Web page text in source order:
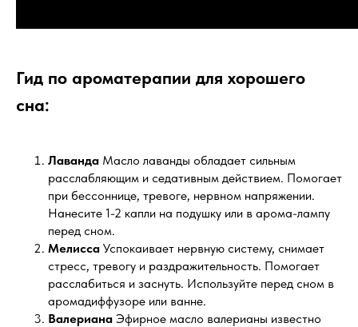
Гид по ароматерапии для хорошего
сна:
Лаванда Масло лаванды обладает сильным
расслабляющим и седативным действием. Помогает
при бессоннице, тревоге, нервном напряжении.
Нанесите 1-2 капли на подушку или в арома-лампу
перед сном.
Мелисса Успокаивает нервную систему, снимает
стресс, тревогу и раздражительность. Помогает
расслабиться и заснуть. Используйте перед сном в
аромадиффузоре или ванне.
Валериана Эфирное масло валерианы известно